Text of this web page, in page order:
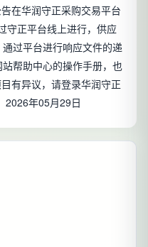
在华润守正采购交易平台
守正平台线上进行，供应
过平台进行响应文件的递
帮助中心的操作手册，也
有异议，请登录华润守正
2026年05月29日